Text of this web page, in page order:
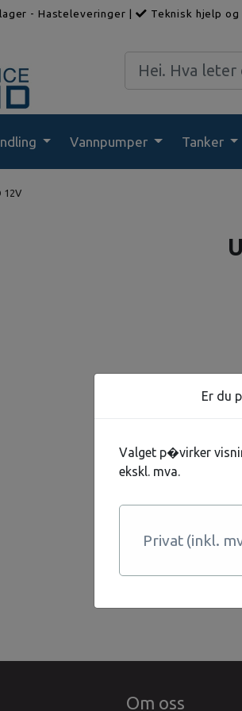
- Hasteleveringer |
Teknisk hjelp og
Vannpumper Tanker
12V
Om oss
Er du
Valget p�virker
ekskl. mva.
Privat (inkl.